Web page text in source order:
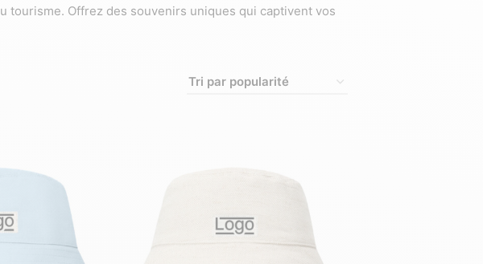
tourisme. Offrez des souvenirs uniques qui captivent vos